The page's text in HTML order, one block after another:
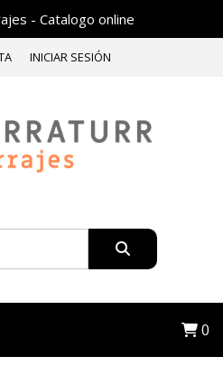
- Catalogo online
INICIAR SESIÓN
0